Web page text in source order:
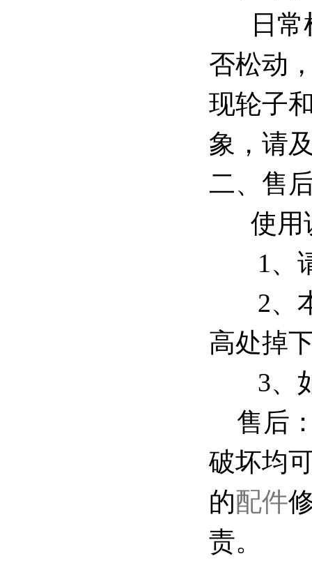
日
否松动
现轮子
象，请
二、售
使用
1、
2、
高处掉
3、
售后
破坏均
的配件
责。